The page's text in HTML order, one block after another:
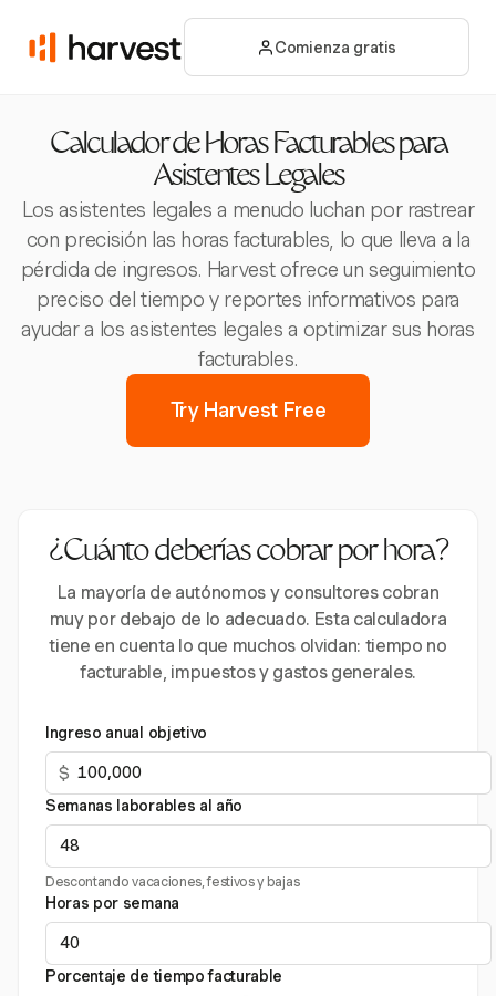
Comienza gratis
Calculador de Horas Facturables para
Asistentes Legales
Los asistentes legales a menudo luchan por rastrear
con precisión las horas facturables, lo que lleva a la
pérdida de ingresos. Harvest ofrece un seguimiento
preciso del tiempo y reportes informativos para
ayudar a los asistentes legales a optimizar sus horas
facturables.
Try Harvest Free
¿Cuánto deberías cobrar por hora?
La mayoría de autónomos y consultores cobran
muy por debajo de lo adecuado. Esta calculadora
tiene en cuenta lo que muchos olvidan: tiempo no
facturable, impuestos y gastos generales.
Ingreso anual objetivo
$
Semanas laborables al año
Descontando vacaciones, festivos y bajas
Horas por semana
Porcentaje de tiempo facturable